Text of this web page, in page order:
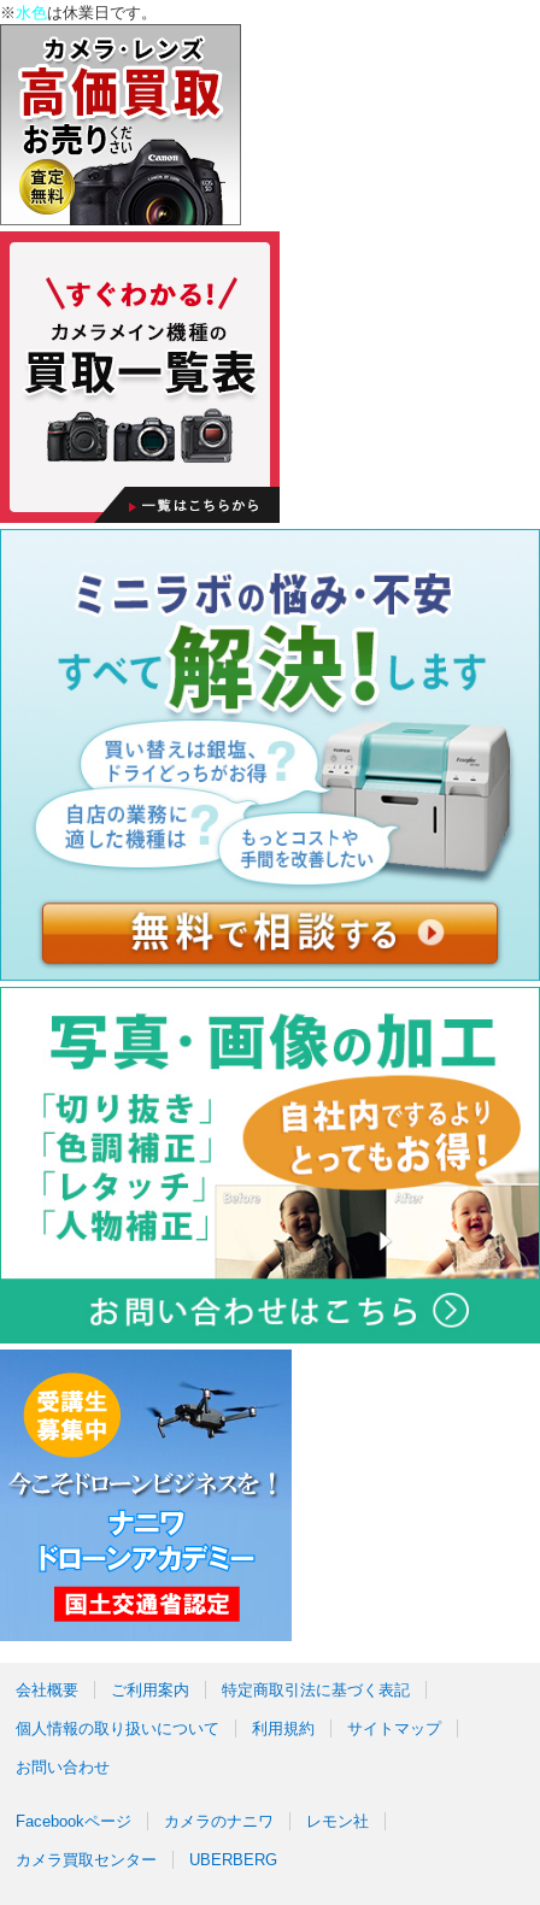
※水色は休業日です。
会社概要 ご利用案内 特定商取引法に基づく表記
個人情報の取り扱いについて 利用規約 サイトマップ
お問い合わせ
Facebookページ カメラのナニワ レモン社
カメラ買取センター UBERBERG